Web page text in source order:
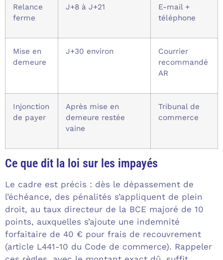
Relance
ferme
J+8 à J+21
E-mail +
téléphone
Mise en
demeure
J+30 environ
Courrier
recommandé
AR
Injonction
de payer
Après mise en
demeure restée
vaine
Tribunal de
commerce
Ce que dit la loi sur les impayés
Le cadre est précis : dès le dépassement de
l’échéance, des pénalités s’appliquent de plein
droit, au taux directeur de la BCE majoré de 10
points, auxquelles s’ajoute une indemnité
forfaitaire de 40 € pour frais de recouvrement
(article L441-10 du Code de commerce). Rappeler